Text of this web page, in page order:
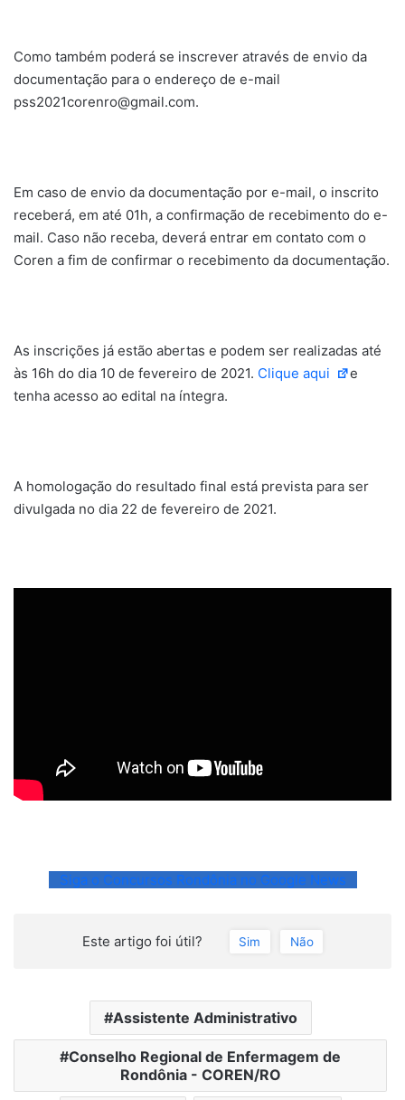
Como também poderá se inscrever através de envio da
documentação para o endereço de e-mail
pss2021corenro@gmail.com.
Em caso de envio da documentação por e-mail, o inscrito
receberá, em até 01h, a confirmação de recebimento do e-
mail. Caso não receba, deverá entrar em contato com o
Coren a fim de confirmar o recebimento da documentação.
As inscrições já estão abertas e podem ser realizadas até
às 16h do dia 10 de fevereiro de 2021. Clique aqui
e
tenha acesso ao edital na íntegra.
A homologação do resultado final está prevista para ser
divulgada no dia 22 de fevereiro de 2021.
Siga o Concursos Rondônia no Google News
Este artigo foi útil? Sim Não
Assistente Administrativo
Conselho Regional de Enfermagem de
Rondônia - COREN/RO